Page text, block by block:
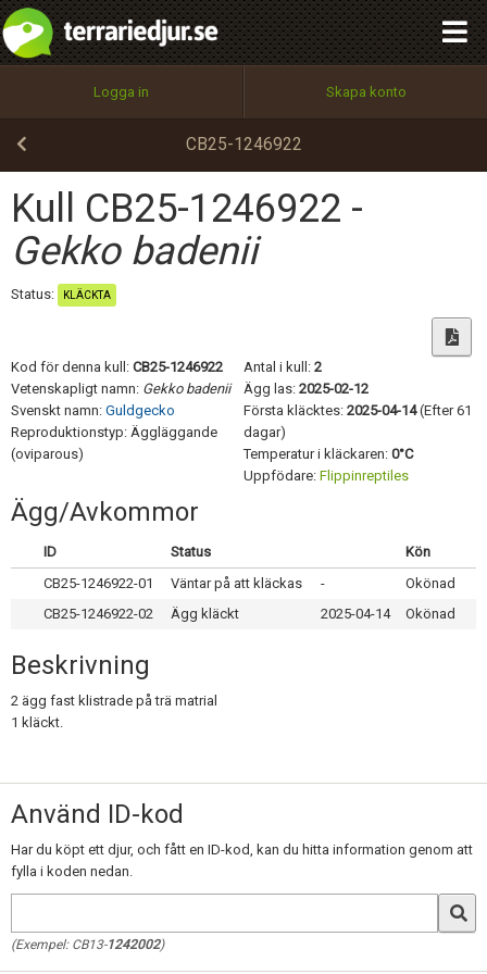
Logga in Skapa konto
CB25-1246922
Kull CB25-1246922 -
Gekko badenii
Status: KLÄCKTA
Kod för denna kull: CB25-1246922
Vetenskapligt namn: Gekko badenii
Svenskt namn: Guldgecko
Reproduktionstyp: Äggläggande
(oviparous)
Antal i kull: 2
Ägg las: 2025-02-12
Första kläcktes: 2025-04-14(Efter 61
dagar)
Temperatur i kläckaren: 0°C
Uppfödare: Flippinreptiles
Ägg/Avkommor
ID Status
Kön
CB25-1246922-01
Väntar på att kläckas -
Okönad
CB25-1246922-02
Ägg kläckt 2025-04-14 Okönad
Beskrivning
2 ägg fast klistrade på trä matrial
1 kläckt.
Använd ID-kod
Har du köpt ett djur, och fått en ID-kod, kan du hitta information genom att
fylla i koden nedan.
(Exempel: CB13-1242002)
Utför
100%
OK
integritetspolicy
Namn:
Epost:
Användarnamn:
Privacy Policy
Terms of Service
Skapa konto
Begär nytt lösenord
Tillbaka till förstasidan